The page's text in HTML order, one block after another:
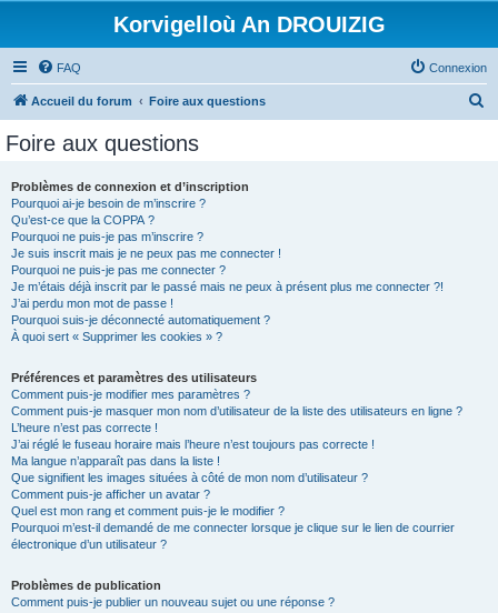
Korvigelloù An DROUIZIG
FAQ Connexion
Accueil du forum Foire aux questions
Foire aux questions
Problèmes de connexion et d’inscription
Pourquoi ai-je besoin de m’inscrire ?
Qu’est-ce que la COPPA ?
Pourquoi ne puis-je pas m’inscrire ?
Je suis inscrit mais je ne peux pas me connecter !
Pourquoi ne puis-je pas me connecter ?
Je m’étais déjà inscrit par le passé mais ne peux à présent plus me connecter ?!
J’ai perdu mon mot de passe !
Pourquoi suis-je déconnecté automatiquement ?
À quoi sert « Supprimer les cookies » ?
Préférences et paramètres des utilisateurs
Comment puis-je modifier mes paramètres ?
Comment puis-je masquer mon nom d’utilisateur de la liste des utilisateurs en ligne ?
L’heure n’est pas correcte !
J’ai réglé le fuseau horaire mais l’heure n’est toujours pas correcte !
Ma langue n’apparaît pas dans la liste !
Que signifient les images situées à côté de mon nom d’utilisateur ?
Comment puis-je afficher un avatar ?
Quel est mon rang et comment puis-je le modifier ?
Pourquoi m’est-il demandé de me connecter lorsque je clique sur le lien de courrier
électronique d’un utilisateur ?
Problèmes de publication
Comment puis-je publier un nouveau sujet ou une réponse ?